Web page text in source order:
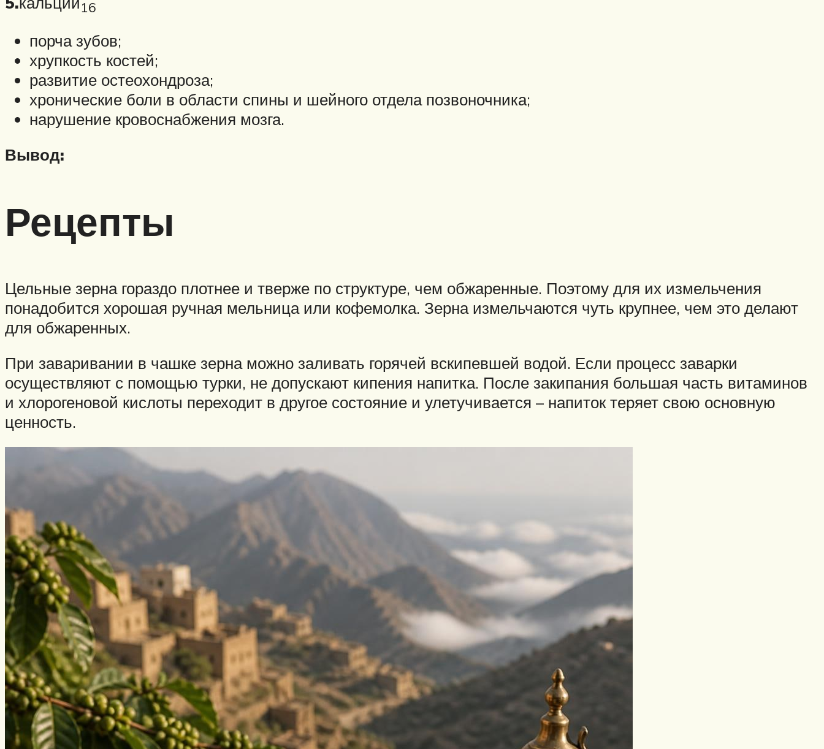
16
порча зубов;
хрупкость костей;
развитие остеохондроза;
хронические боли в области спины и шейного отдела позвоночника;
нарушение кровоснабжения мозга.
Вывод:
Рецепты
Цельные зерна гораздо плотнее и тверже по структуре, чем обжаренные. Поэтому для их измельчения
понадобится хорошая ручная мельница или кофемолка. Зерна измельчаются чуть крупнее, чем это делают
для обжаренных.
При заваривании в чашке зерна можно заливать горячей вскипевшей водой. Если процесс заварки
осуществляют с помощью турки, не допускают кипения напитка. После закипания большая часть витаминов
и хлорогеновой кислоты переходит в другое состояние и улетучивается – напиток теряет свою основную
ценность.